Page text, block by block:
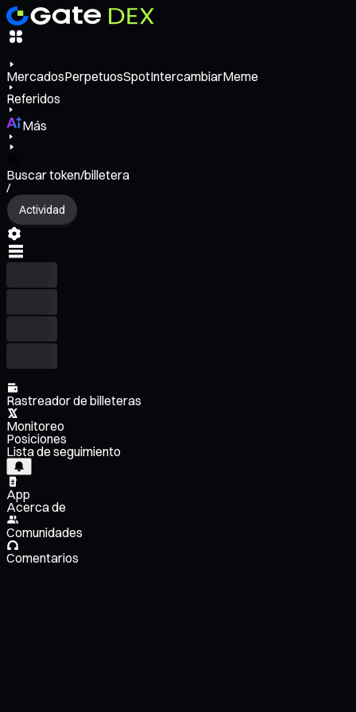
MercadosPerpetuosSpotIntercambiarMeme
Referidos
Más
Buscar token/billetera
/
Actividad
Rastreador de billeteras
Monitoreo
Posiciones
Lista de seguimiento
App
Acerca de
Comunidades
Comentarios